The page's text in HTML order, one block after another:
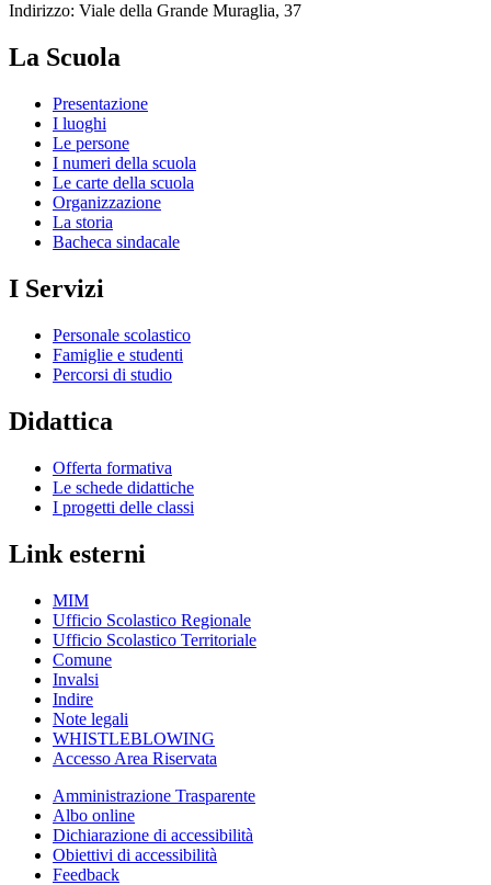
Indirizzo: Viale della Grande Muraglia, 37
La Scuola
Presentazione
I luoghi
Le persone
I numeri della scuola
Le carte della scuola
Organizzazione
La storia
Bacheca sindacale
I Servizi
Personale scolastico
Famiglie e studenti
Percorsi di studio
Didattica
Offerta formativa
Le schede didattiche
I progetti delle classi
Link esterni
MIM
Ufficio Scolastico Regionale
Ufficio Scolastico Territoriale
Comune
Invalsi
Indire
Note legali
WHISTLEBLOWING
Accesso Area Riservata
Amministrazione Trasparente
Albo online
Dichiarazione di accessibilità
Obiettivi di accessibilità
Feedback